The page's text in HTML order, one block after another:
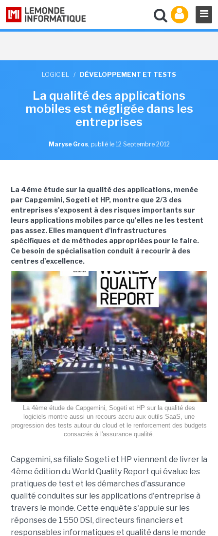
LOGICIEL / DÉVELOPPEMENT ET TESTS
La qualité des applications
mobiles est négligée dans les
entreprises
Maryse Gros, publié le 12 Septembre 2012
La 4ème étude sur la qualité des applications, menée
par Capgemini, Sogeti et HP, montre que 2/3 des
entreprises s'exposent à des risques importants sur
leurs applications mobiles parce qu'elles ne les testent
pas assez. Elles manquent d'infrastructures
spécifiques et de méthodes appropriées pour le faire.
Ce besoin de spécialisation conduit à recourir à des
centres d'excellence.
La 4ème étude de Capgemini, Sogeti et HP sur la qualité des
logiciels montre aussi un recours accru aux outils SaaS, une
progression des tests autour du cloud et le renforcement des budgets
consacrés à l'assurance qualité.
Capgemini, sa filiale Sogeti et HP viennent de livrer la
4ème édition du World Quality Report qui évalue les
pratiques de test et les démarches d'assurance
qualité conduites sur les applications d'entreprise à
travers le monde. Cette enquête s'appuie sur les
réponses de 1 550 DSI, directeurs financiers et
responsables informatiques et qualité dans le monde